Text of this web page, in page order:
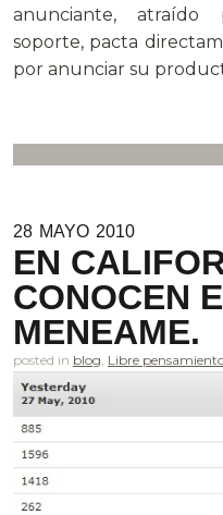
anunciante, atraído
soporte, pacta
por anunciar su
28 MAYO 2010
EN
CONOCEN
MENEAME.
posted in blog, Libre